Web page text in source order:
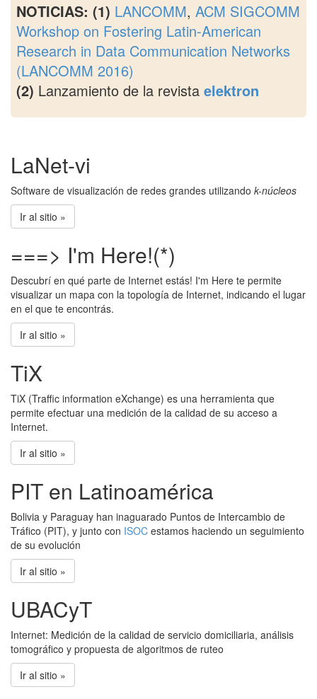
NOTICIAS: (1) LANCOMM,ACM SIGCOMM
Workshop on Fostering Latin-American
Research in Data Communication Networks
(LANCOMM 2016)
(2) Lanzamiento de la revistaelektron
LaNet-vi
Software de visualización de redes grandes utilizando k-núcleos
Ir al sitio »
===> I'm Here!(*)
Descubrí en qué parte de Internet estás! I'm Here te permite
visualizar un mapa con la topología de Internet, indicando el lugar
en el que te encontrás.
Ir al sitio »
TiX
TiX (Traffic information eXchange) es una herramienta que
permite efectuar una medición de la calidad de su acceso a
Internet.
Ir al sitio »
PIT en Latinoamérica
Bolivia y Paraguay han inaguarado Puntos de Intercambio de
Tráfico (PIT), y junto con ISOC estamos haciendo un seguimiento
de su evolución
Ir al sitio »
UBACyT
Internet: Medición de la calidad de servicio domiciliaria, análisis
tomográfico y propuesta de algoritmos de ruteo
Ir al sitio »